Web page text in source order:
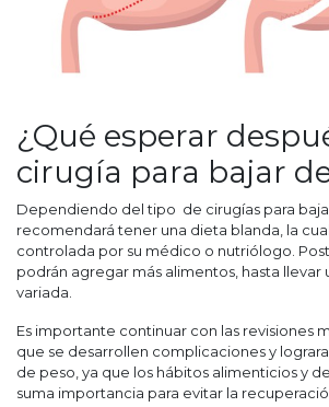
¿Qué esperar
cirugía para bajar
Dependiendo del tipo de cirugías para
recomendará tener una dieta blanda, la
controlada por su médico o nutriólogo.
podrán agregar más alimentos, hasta llevar
variada.
Es importante continuar con las revisiones
que se desarrollen complicaciones y
de peso, ya que los hábitos alimenticios y
suma importancia para evitar la